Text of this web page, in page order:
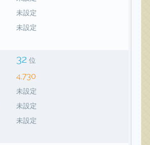
未設定
未設定
32 位
4,730
未設定
未設定
未設定